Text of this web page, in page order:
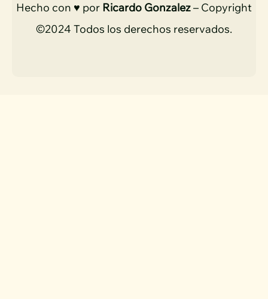
Hecho con ♥ por Ricardo Gonzalez– Copyright
©2024 Todos los derechos reservados.